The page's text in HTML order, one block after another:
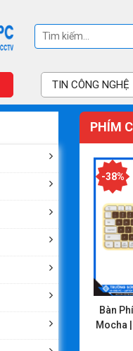
TIN CÔNG NGHỆ
PHÍM
-38%
Bàn
Mocha